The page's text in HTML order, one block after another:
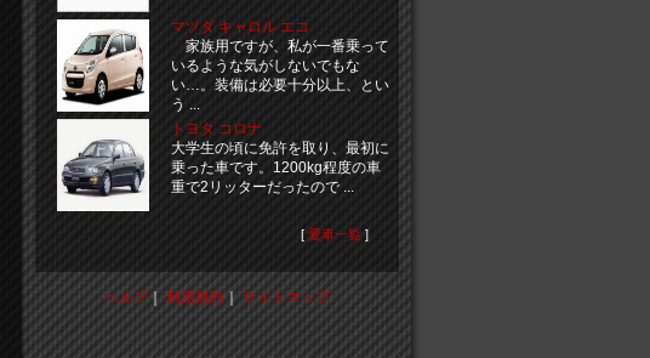
マツダ キャロル エコ
家族用ですが、私が一番乗って
いるような気がしないでもな
い…。装備は必要十分以上、とい
う ...
トヨタ コロナ
大学生の頃に免許を取り、最初に
乗った車です。1200kg程度の車
重で2リッターだったので ...
[ 愛車一覧 ]
ヘルプ｜利用規約｜サイトマップ